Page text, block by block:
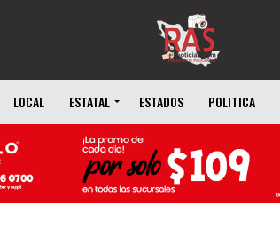
LOCAL ESTATAL ESTADOS POLITICA